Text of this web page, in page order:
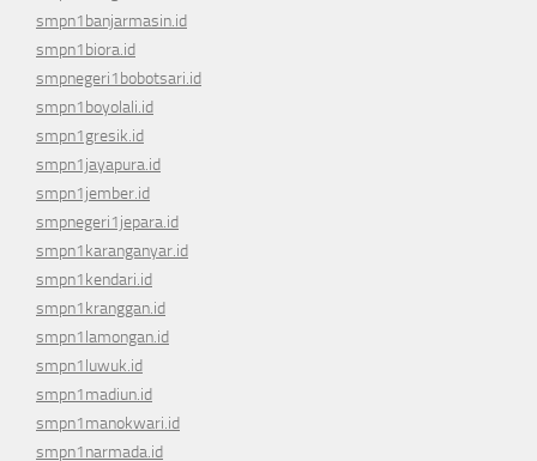
smpn1banjarmasin.id
smpn1biora.id
smpnegeri1bobotsari.id
smpn1boyolali.id
smpn1gresik.id
smpn1jayapura.id
smpn1jember.id
smpnegeri1jepara.id
smpn1karanganyar.id
smpn1kendari.id
smpn1kranggan.id
smpn1lamongan.id
smpn1luwuk.id
smpn1madiun.id
smpn1manokwari.id
smpn1narmada.id